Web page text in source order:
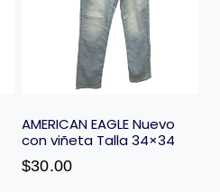
AMERICAN EAGLE Nuevo
con viñeta Talla 34×34
$30.00